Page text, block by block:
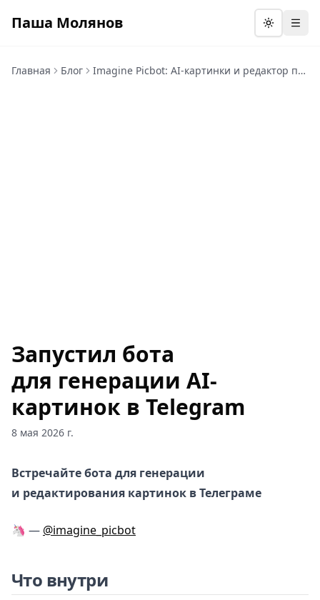
Паша Молянов
Главная Блог Imagine Picbot: AI-картинки и редактор прямо в Telegram
Запустил бота
для генерации AI-
картинок в Telegram
8 мая 2026 г.
Встречайте бота для генерации
и редактирования картинок в Телеграме
🦄 — @imagine_picbot
Что внутри